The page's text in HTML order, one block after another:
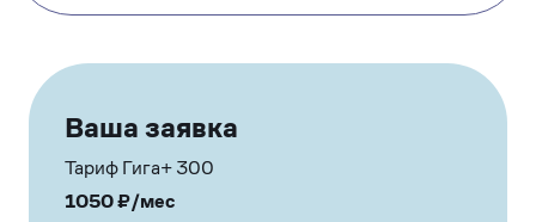
Ваша заявка
Тариф Гига+ 300
1050₽/мес